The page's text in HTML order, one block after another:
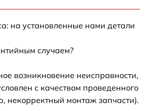
на установленные нами детали
случаем?
возникновение неисправности,
с качеством проведенного
некорректный монтаж запчасти).